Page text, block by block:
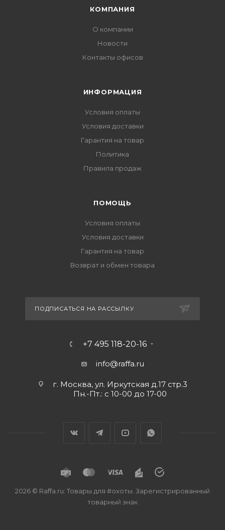
КОМПАНИЯ
О компании
Новости
Контакты офисов
ИНФОРМАЦИЯ
Условия оплаты
Условия доставки
Гарантия на товар
Политика
Правила продаж
ПОМОЩЬ
Условия оплаты
Условия доставки
Гарантия на товар
Возврат и обмен товара
ПОДПИСАТЬСЯ НА РАССЫЛКУ
+7 495 118-20-16
info@raffa.ru
г. Москва, ул. Иркутская д.17 стр.3
Пн.-Пт.: с 10-00 до 17-00
2026 © Raffa.ru: Товары для #охоты. Зарегистрированный
товарный знак